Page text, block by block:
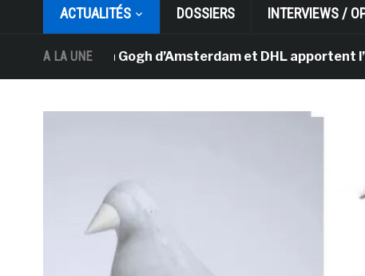
ACTUALITÉS DOSSIERS INTERVIEWS /
A LA UNE
Van Gogh d’Amsterdam et DHL apportent l’art